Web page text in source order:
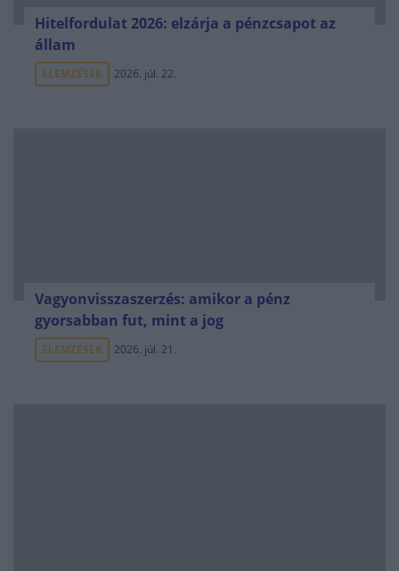
Hitelfordulat 2026: elzárja a pénzcsapot az
állam
ELEMZÉSEK 2026. júl. 22.
Vagyonvisszaszerzés: amikor a pénz
gyorsabban fut, mint a jog
ELEMZÉSEK 2026. júl. 21.